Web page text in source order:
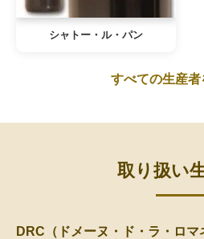
シャトー・ル・パン
すべての生産者
取り扱い
DRC（ドメーヌ・ド・ラ・ロマ